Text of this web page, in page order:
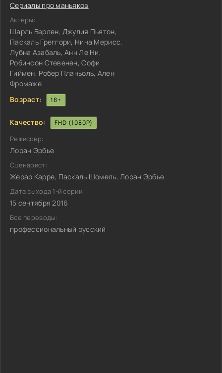
Сериалы про маньяков
Актеры:
Шарль Берлен, Джулия Пьятон,
Паскаль Греггори, Нина Мерисс,
Лубна Азабаль, Анн Ле Ни,
Робинсон Стевенен, Софи
Гиймен, Робер Планьоль, Ален
Фромаже
Возраст:
18+
Качество: FHD (1080P)
Режиссер:
Лоран Эрбье
Сценарист:
Жерар Карре, Паскаль Шомель, Лоран Эрбье
Дата выхода 1-й серии:
15 сентября 2016
Все переводы:
профессиональный русский